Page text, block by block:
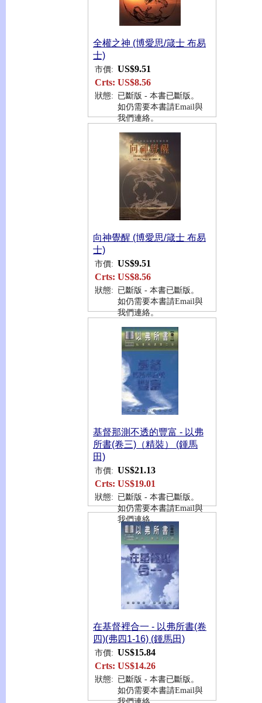
全權之神 (博愛思/箴士 布易
士)
市價: US$9.51
Crts: US$8.56
狀態: 已斷版 - 本書已斷版。
如仍需要本書請Email與
我們連絡。
向神覺醒 (博愛思/箴士 布易
士)
市價: US$9.51
Crts: US$8.56
狀態: 已斷版 - 本書已斷版。
如仍需要本書請Email與
我們連絡。
基督那測不透的豐富 - 以弗
所書(卷三)（精裝） (鍾馬
田)
市價: US$21.13
Crts: US$19.01
狀態: 已斷版 - 本書已斷版。
如仍需要本書請Email與
我們連絡。
在基督裡合一 - 以弗所書(卷
四)(弗四1-16) (鍾馬田)
市價: US$15.84
Crts: US$14.26
狀態: 已斷版 - 本書已斷版。
如仍需要本書請Email與